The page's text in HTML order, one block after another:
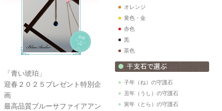
「青い琥珀」
迎春２０２５プレゼント特別企
画
最高品質ブルーサファイアアン
オレンジ
黄色・金
赤色
黒
茶色
子年（ね）の守護石
丑年（うし）の守護石
寅年（とら）の守護石